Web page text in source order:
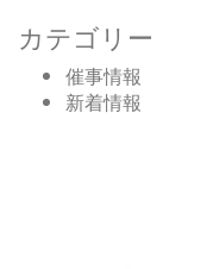
カテゴリー
催事情報
新着情報